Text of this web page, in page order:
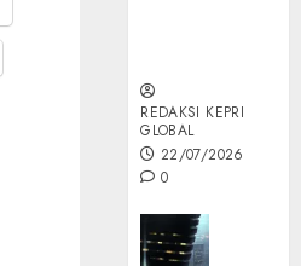
REDAKSI KEPRI
GLOBAL
22/07/2026
0